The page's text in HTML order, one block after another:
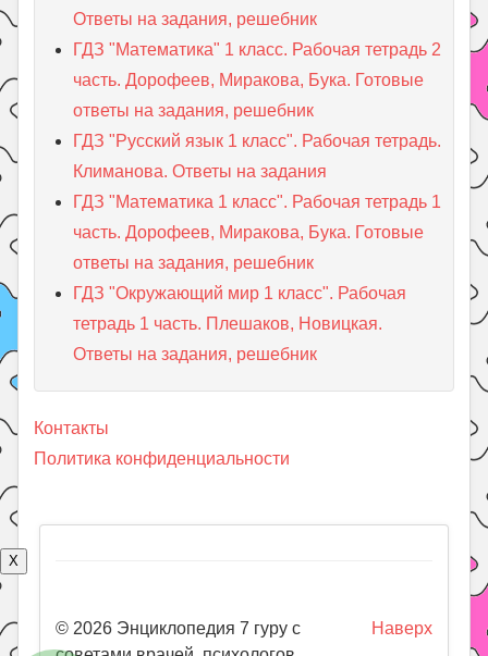
Ответы на задания, решебник
ГДЗ "Математика" 1 класс. Рабочая тетрадь 2
часть. Дорофеев, Миракова, Бука. Готовые
ответы на задания, решебник
ГДЗ "Русский язык 1 класс". Рабочая тетрадь.
Климанова. Ответы на задания
ГДЗ "Математика 1 класс". Рабочая тетрадь 1
часть. Дорофеев, Миракова, Бука. Готовые
ответы на задания, решебник
ГДЗ "Окружающий мир 1 класс". Рабочая
тетрадь 1 часть. Плешаков, Новицкая.
Ответы на задания, решебник
Контакты
Политика конфиденциальности
X
Наверх
© 2026 Энциклопедия 7 гуру с